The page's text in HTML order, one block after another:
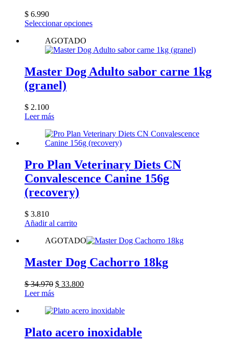
$ 6.990
Seleccionar opcionesEste
múltiples
Las
opciones
página
de
AGOTADO
Master Dog Adulto sabor carne 1kg
(granel)
$ 2.100
Leer más
Pro Plan Veterinary Diets CN
Convalescence Canine 156g
(recovery)
$ 3.810
Añadir al carrito
AGOTADO
Master Dog Cachorro 18kg
$34.970 El
era:
$ 33.800El
es:
Leer más
Plato acero inoxidable